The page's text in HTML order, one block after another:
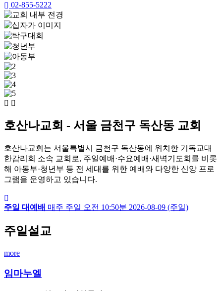
02-855-5222
호산나교회 - 서울 금천구 독산동 교회
호산나교회는 서울특별시 금천구 독산동에 위치한 기독교대
한감리회 소속 교회로, 주일예배·수요예배·새벽기도회를 비롯
해 아동부·청년부 등 전 세대를 위한 예배와 다양한 신앙 프로
그램을 운영하고 있습니다.
주일 대예배 매주 주일 오전 10:50분 2026-08-09 (주일)
주일설교
more
임마누엘